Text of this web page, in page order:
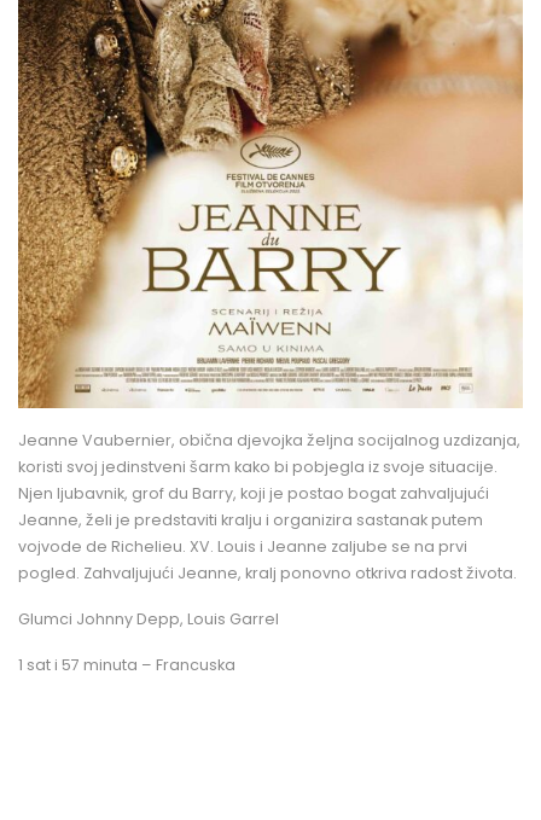
Jeanne Vaubernier, obična djevojka željna socijalnog uzdizanja,
koristi svoj jedinstveni šarm kako bi pobjegla iz svoje situacije.
Njen ljubavnik, grof du Barry, koji je postao bogat zahvaljujući
Jeanne, želi je predstaviti kralju i organizira sastanak putem
vojvode de Richelieu. XV. Louis i Jeanne zaljube se na prvi
pogled. Zahvaljujući Jeanne, kralj ponovno otkriva radost života.
Glumci Johnny Depp, Louis Garrel
1 sat i 57 minuta – Francuska